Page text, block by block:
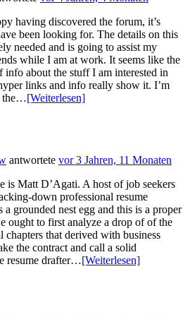
having discovered the forum, it’s
been looking for. The details on this
needed and is going to assist my
while I am at work. It seems like the
info about the stuff I am interested in
links and info really show it. I’m
the…[Weiterlesen]
antwortete vor 3 Jahren, 11 Monaten
is Matt D’Agati. A host of job seekers
down professional resume
a grounded nest egg and this is a proper
ought to first analyze a drop of of the
chapters that derived with business
the contract and call a solid
resume drafter…[Weiterlesen]